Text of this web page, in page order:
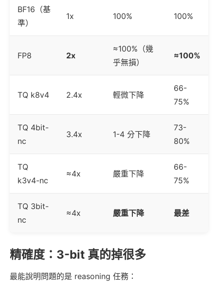
BF16（基
準）
1x 100% 100%
FP8 2x
≈100%（幾
乎無損）
≈100%
TQ k8v4 2.4x 輕微下降
66-
75%
TQ 4bit-
nc
3.4x 1-4 分下降
73-
80%
TQ
k3v4-nc
≈4x 嚴重下降
66-
75%
TQ 3bit-
nc
≈4x 嚴重下降 最差
精確度：3-bit 真的掉很多
最能說明問題的是 reasoning 任務：